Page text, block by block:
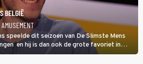
BELGIË
speelde dit seizoen van De Slimste Mens
en hij is dan ook de grote favoriet in
er is Nederlandse inbreng, want komiek
plaats aan de jurytafel.